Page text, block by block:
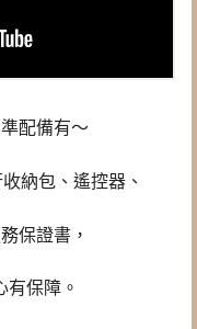
配備有～
納包、遙控器、
保證書，
有保障。